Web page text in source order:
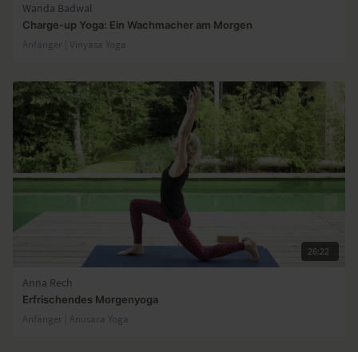
Wanda Badwal
Charge-up Yoga: Ein Wachmacher am Morgen
Anfänger | Vinyasa Yoga
26:22
Anna Rech
Erfrischendes Morgenyoga
Anfänger | Anusara Yoga